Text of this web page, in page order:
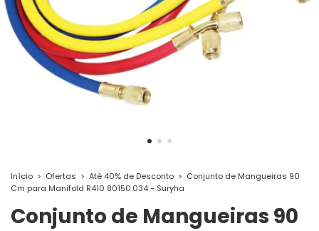
Início > Ofertas > Até 40% de Desconto > Conjunto de Mangueiras 90
Cm para Manifold R410 80150.034 - Suryha
Conjunto de Mangueiras 90